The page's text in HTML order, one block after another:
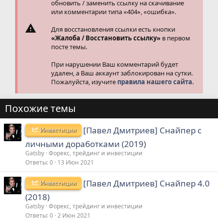
обновить / заменить ссылку на скачивание
или комментарии типа «404», «ошибка».
Для восстановления ссылки есть кнопки
«Жалоба / Восстановить ссылку» в первом
посте темы.
При нарушении Ваш комментарий будет
удален, а Ваш аккаунт заблокирован на сутки.
Пожалуйста, изучите правила нашего сайта.
Похожие темы
Инвестиции
[Павел Дмитриев] Снайпер с
личными доработками (2019)
Gatsby Форекс, трейдинг и инвестиции
Ответы 0 13 Июн 2021
Инвестиции
[Павел Дмитриев] Снайпер 4.0
(2018)
Gatsby Форекс, трейдинг и инвестиции
Ответы 0 2 Июн 2021